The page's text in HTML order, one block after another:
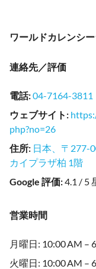
ワールドカレンシ
連絡先／評価
電話:04-7164-3811
ウェブサイト :
php?no=26
住所: 日本、〒277-
カイプラザ柏 1階
Google 評価:4.1 / 5
営業時間
月曜日: 10:00 AM –
火曜日: 10:00 AM –